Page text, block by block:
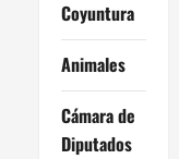
Coyuntura
Animales
Cámara de
Diputados